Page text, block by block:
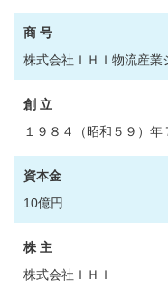
商 号
株式会社ＩＨＩ物流産業
創 立
１９８４（昭和５９）年
資本金
10億円
株 主
株式会社ＩＨＩ